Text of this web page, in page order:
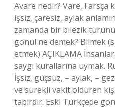
Avare nedir? Vare,
işsiz, çaresiz, aylak
zamanda bir bilezik
gönül ne demek? Bilmek
etmek) AÇIKLAMA
saygı kurallarına uymak.
İşsiz, güçsüz, – aylak, –
ve sürekli vakit öldüren
tabirdir. Eski Türkçede